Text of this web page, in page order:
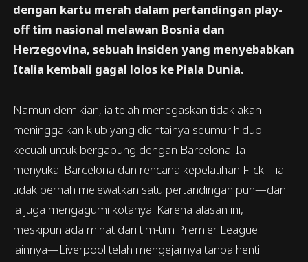
dengan kartu merah dalam pertandingan play-
off tim nasional melawan Bosnia dan
Herzegovina, sebuah insiden yang menyebabkan
Italia kembali gagal lolos ke Piala Dunia.
Namun demikian, ia telah menegaskan tidak akan
meninggalkan klub yang dicintainya seumur hidup
kecuali untuk bergabung dengan Barcelona. Ia
menyukai Barcelona dan rencana kepelatihan Flick—ia
tidak pernah melewatkan satu pertandingan pun—dan
ia juga mengagumi kotanya. Karena alasan ini,
meskipun ada minat dari tim-tim Premier League
lainnya—Liverpool telah mengejarnya tanpa henti